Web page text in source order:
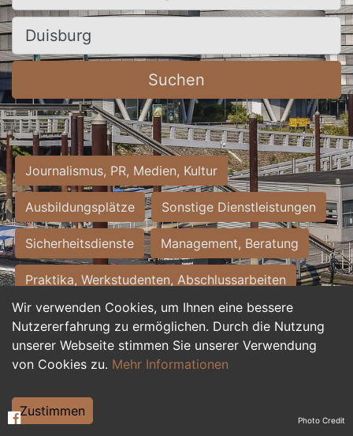
Wir verwenden Cookies, um Ihnen eine bessere
Nutzererfahrung zu ermöglichen. Durch die Nutzung
unserer Webseite stimmen Sie unserer Verwendung
von Cookies zu. Mehr Informationen
Zustimmen
Ort, Stadt
Suchen
Journalismus, PR, Medien, Kultur
Ausbildungsplätze Sonstige Dienstleistungen
Sicherheitsdienste Management, Beratung
Praktika, Werkstudenten, Abschlussarbeiten
Personalwesen Assistenz, Sekretariat
Hilfskräfte, Aushilfs- und Nebenjobs
Weiterbildung, Studium, duale Ausbildung Photo Credit